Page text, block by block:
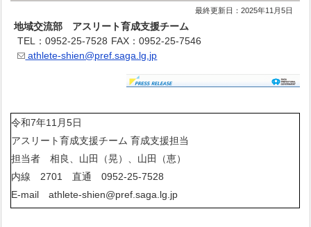
最終更新日：2025年11月5日
地域交流部 アスリート育成支援チーム
TEL：0952-25-7528 FAX：0952-25-7546
athlete-shien@pref.saga.lg.jp
令和7年11月5日
アスリート育成支援チーム 育成支援担当
担当者 相良、山田（晃）、山田（恵）
内線 2701 直通 0952-25-7528
E-mail athlete-shien@pref.saga.lg.jp